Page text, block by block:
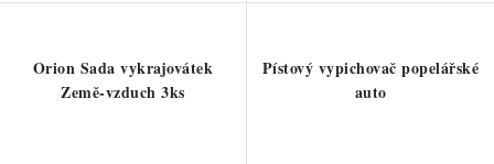
Orion Sada vykrajovátek
Země-vzduch 3ks
Pístový vypichovač popelářské
auto